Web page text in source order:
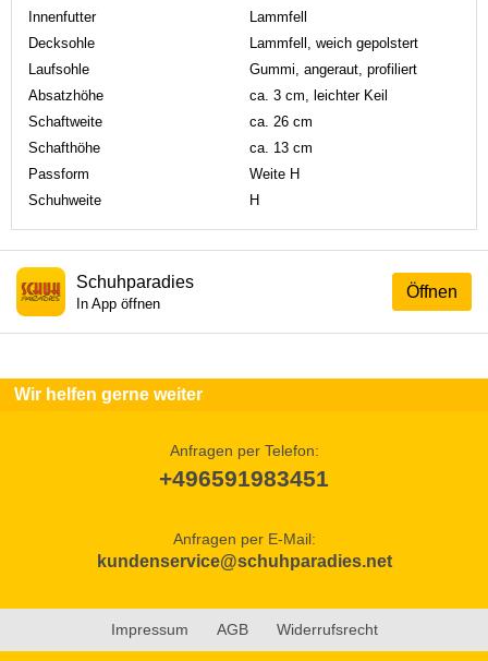
Innenfutter
Lammfell
Decksohle
Lammfell, weich gepolstert
Laufsohle
Gummi, angeraut, profiliert
Absatzhöhe
ca. 3 cm, leichter Keil
Schaftweite
ca. 26 cm
Schafthöhe
ca. 13 cm
Passform
Weite H
Schuhweite
H
Öffnen
Schuhparadies
In App öffnen
Wir helfen gerne weiter
Anfragen per Telefon:
+496591983451
Anfragen per E-Mail:
kundenservice@schuhparadies.net
Impressum AGB Widerrufsrecht